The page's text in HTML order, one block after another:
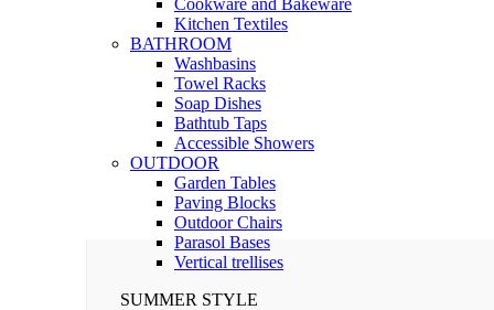
Kitchen Textiles
BATHROOM
Washbasins
Towel Racks
Soap Dishes
Bathtub Taps
Accessible Showers
OUTDOOR
Garden Tables
Paving Blocks
Outdoor Chairs
Parasol Bases
Vertical trellises
SUMMER STYLE